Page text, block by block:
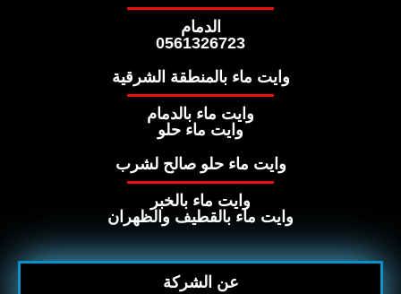
الدمام
0561326723
وايت ماء بالمنطقة الشرقية
وايت ماء بالدمام
وايت ماء حلو
وايت ماء حلو صالح لشرب
وايت ماء بالخبر
وايت ماء بالقطيف والظهران
عن الشركة